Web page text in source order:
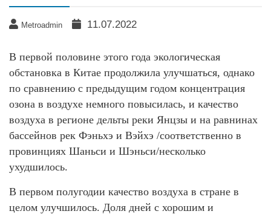
Metroadmin 11.07.2022
В первой половине этого года экологическая
обстановка в Китае продолжила улучшаться, однако
по сравнению с предыдущим годом концентрация
озона в воздухе немного повысилась, и качество
воздуха в регионе дельты реки Янцзы и на равнинах
бассейнов рек Фэньхэ и Вэйхэ /соответственно в
провинциях Шаньси и Шэньси/несколько
ухудшилось.
В первом полугодии качество воздуха в стране в
целом улучшилось. Доля дней с хорошим и